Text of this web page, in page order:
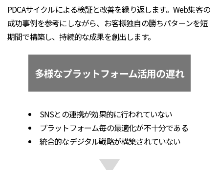
PDCAサイクルによる検証と改善を繰り返します。Web集客の
成功事例を参考にしながら、お客様独自の勝ちパターンを短
期間で構築し、持続的な成果を創出します。
多様なプラットフォーム活用の遅れ
SNSとの連携が効果的に行われていない
プラットフォーム毎の最適化が不十分である
統合的なデジタル戦略が構築されていない